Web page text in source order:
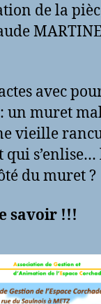
de la
avec
un muret
vieille
s’enlise…
du muret ?
savoir !!!